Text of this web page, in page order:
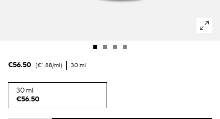
€56.50 €1.88/ml 30 ml
30 ml
€56.50